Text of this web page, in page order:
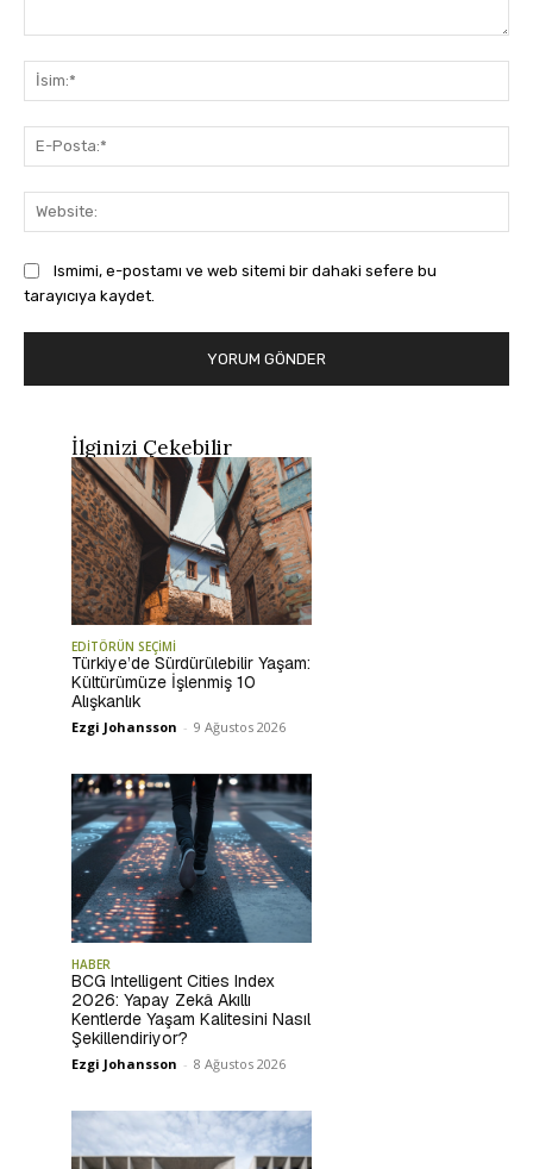
Ismimi, e-postamı ve web sitemi bir dahaki sefere bu
tarayıcıya kaydet.
İlginizi Çekebilir
EDİTÖRÜN SEÇİMİ
Türkiye’de Sürdürülebilir Yaşam:
Kültürümüze İşlenmiş 10
Alışkanlık
Ezgi Johansson - 9 Ağustos 2026
HABER
BCG Intelligent Cities Index
2026: Yapay Zekâ Akıllı
Kentlerde Yaşam Kalitesini Nasıl
Şekillendiriyor?
Ezgi Johansson - 8 Ağustos 2026